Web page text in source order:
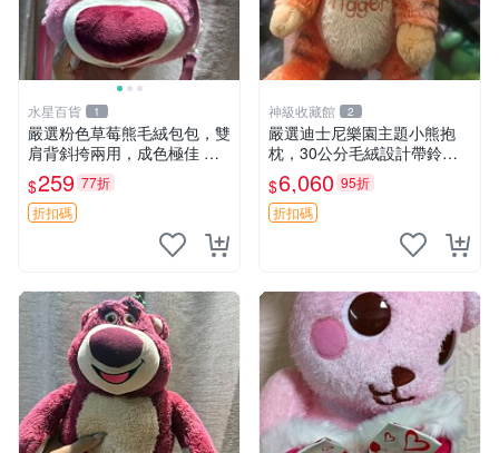
水星百貨 1
嚴選粉色草莓熊毛絨包包，雙
肩背斜挎兩用，成色極佳 精
準關鍵詞：草莓熊 包包 毛絨
$259 77折
折扣碼
神級收藏館 2
嚴選迪士尼樂園主題小熊抱
枕，30公分毛絨設計帶鈴
鐺，萌趣可憐。 小熊抱枕 毛
絨 雙面
$6,060 95折
折扣碼